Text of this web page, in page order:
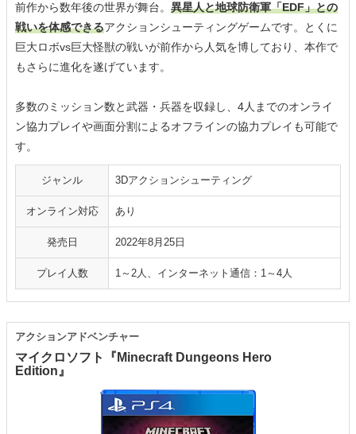
前作から数年後の世界が舞台。 異星人と地球防衛軍「EDF」との
戦いを体感できるアクションシューティングゲームです。とくに
巨大ロボvs巨大怪獣の戦いが前作から人気を博しており、本作で
もさらに進化を遂げています。
多数のミッション数と武器・兵器を収録し、4人までのオンライ
ン協力プレイや画面分割によるオフラインの協力プレイも可能で
す。
ジャンル 3Dアクションシューティング
オンライン対応 あり
発売日 2022年8月25日
プレイ人数 1～2人、インターネット通信：1～4人
マイクロソフト『Minecraft Dungeons Hero
Edition』
アクションアドベンチャー